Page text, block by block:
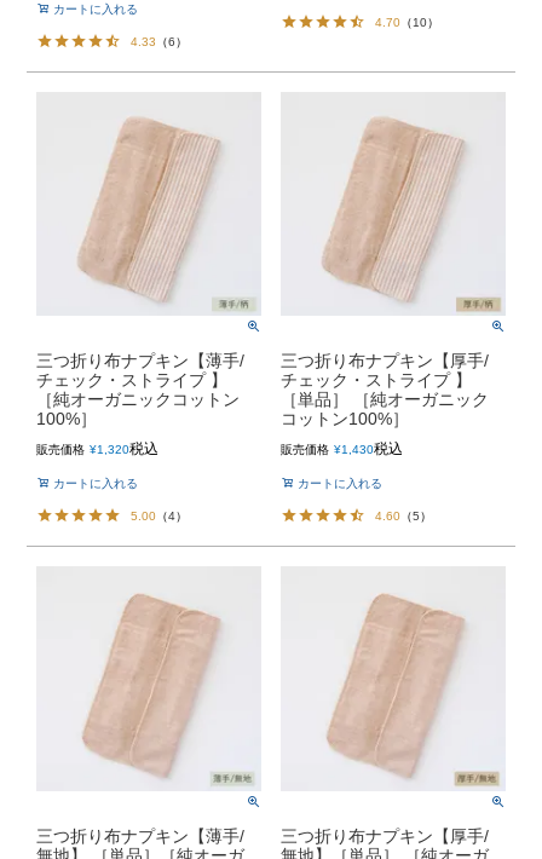
カートに入れる
4.33 （6）
4.70 （10）
三つ折り布ナプキン【薄手/
チェック・ストライプ 】
［純オーガニックコットン
100%］
販売価格 ¥1,320税込
カートに入れる
5.00 （4）
三つ折り布ナプキン【厚手/
チェック・ストライプ 】
［単品］ ［純オーガニック
コットン100%］
販売価格 ¥1,430税込
カートに入れる
4.60 （5）
三つ折り布ナプキン【薄手/
三つ折り布ナプキン【厚手/